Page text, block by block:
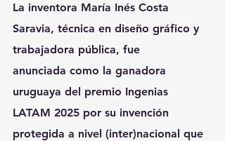
La inventora María Inés Costa
Saravia, técnica en diseño gráfico y
trabajadora pública, fue
anunciada como la ganadora
uruguaya del premio Ingenias
LATAM 2025 por su invención
protegida a nivel (inter)nacional que